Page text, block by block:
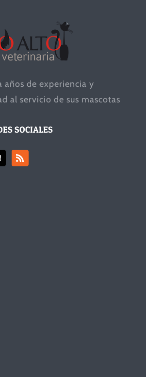
años de experiencia y
al servicio de sus mascotas
SOCIALES